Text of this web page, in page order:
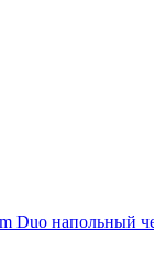
Duo напольный